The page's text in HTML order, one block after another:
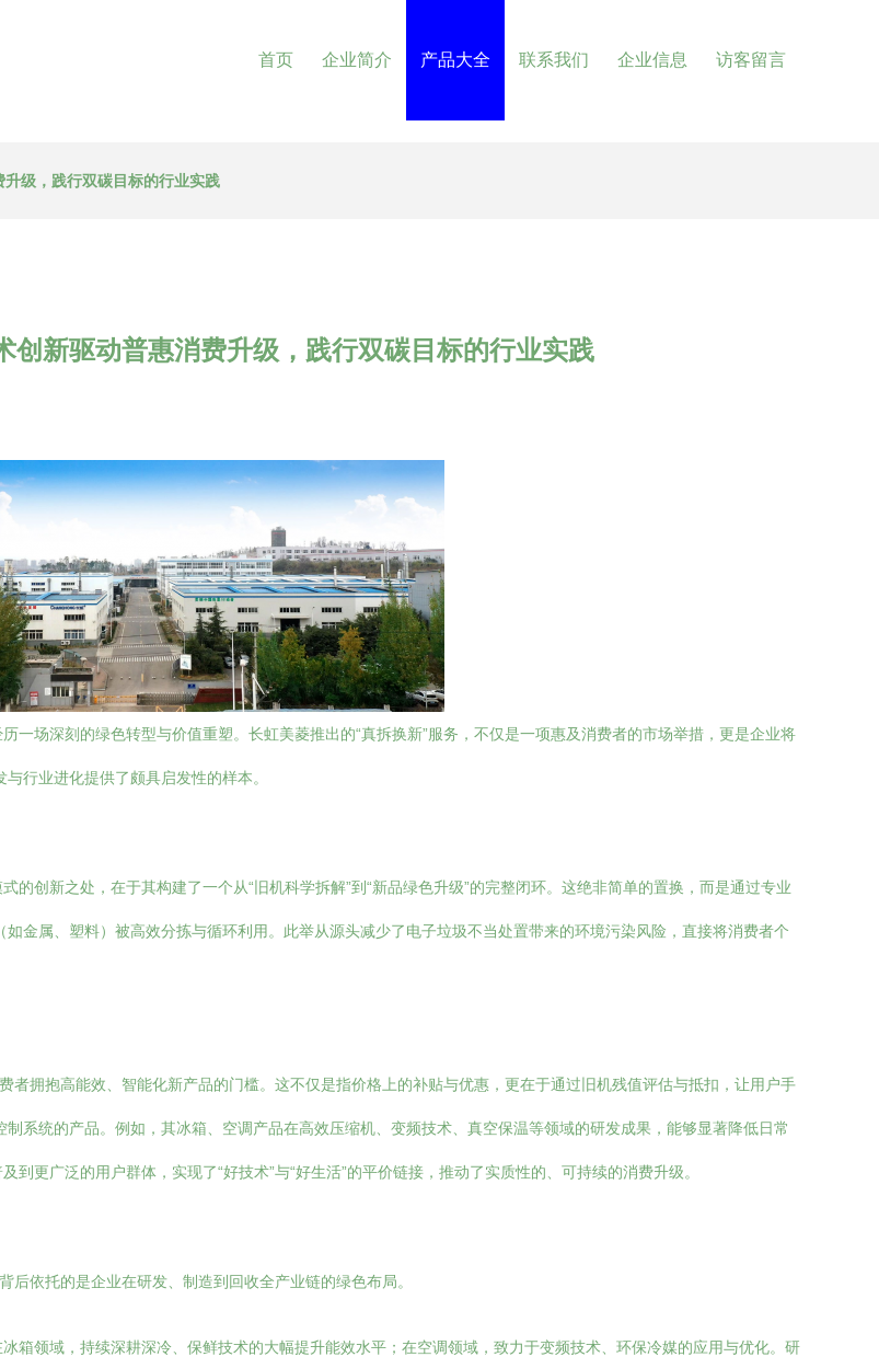
首页 企业简介 产品大全 联系我们 企业信息 访客留言
级，践行双碳目标的行业实践
创新驱动普惠消费升级，践行双碳目标的行业实践
一场深刻的绿色转型与价值重塑。长虹美菱推出的“真拆换新”服务，不仅是一项惠及消费者的市场举措，更是企业将
行业进化提供了颇具启发性的样本。
的创新之处，在于其构建了一个从“旧机科学拆解”到“新品绿色升级”的完整闭环。这绝非简单的置换，而是通过专业
金属、塑料）被高效分拣与循环利用。此举从源头减少了电子垃圾不当处置带来的环境污染风险，直接将消费者个
者拥抱高能效、智能化新产品的门槛。这不仅是指价格上的补贴与优惠，更在于通过旧机残值评估与抵扣，让用户手
系统的产品。例如，其冰箱、空调产品在高效压缩机、变频技术、真空保温等领域的研发成果，能够显著降低日常
更广泛的用户群体，实现了“好技术”与“好生活”的平价链接，推动了实质性的、可持续的消费升级。
后依托的是企业在研发、制造到回收全产业链的绿色布局。
箱领域，持续深耕深冷、保鲜技术的大幅提升能效水平；在空调领域，致力于变频技术、环保冷媒的应用与优化。研